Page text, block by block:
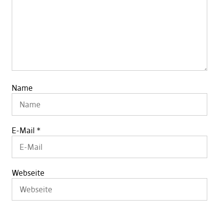
Name
E-Mail *
Webseite